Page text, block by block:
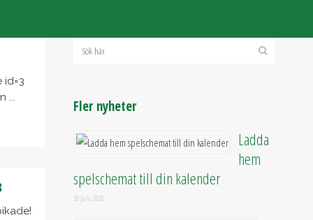
id=3
...
Fler nyheter
Ladda
hem
spelschemat till din kalender
30 juli, 2026